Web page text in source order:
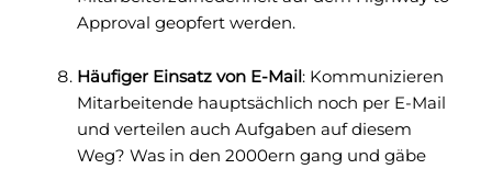
Approval geopfert werden.
Häufiger Einsatz von E-Mail: Kommunizieren
Mitarbeitende hauptsächlich noch per E-Mail
und verteilen auch Aufgaben auf diesem
Weg? Was in den 2000ern gang und gäbe